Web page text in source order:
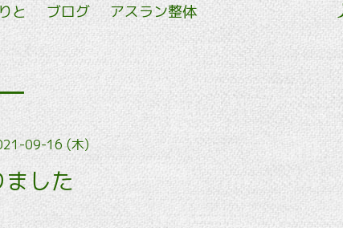
と ブログ アスラン整体
09-16 (木)
した